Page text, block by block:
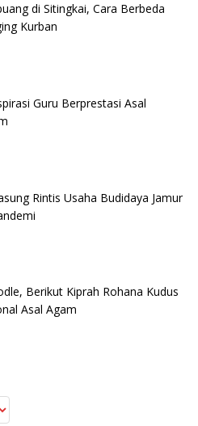
di Sitingkai, Cara Berbeda
Kurban
Guru Berprestasi Asal
Rintis Usaha Budidaya Jamur
Berikut Kiprah Rohana Kudus
Asal Agam